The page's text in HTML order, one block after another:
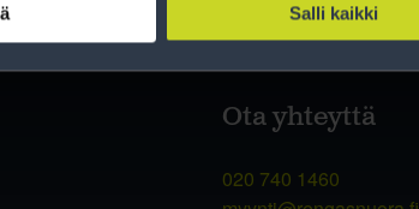
Salli kaikki
Ota yhteyttä
020 740 1460